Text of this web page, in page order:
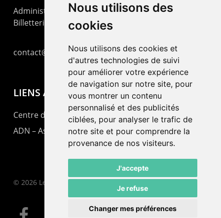
Nous utilisons des
cookies
Nous utilisons des cookies et
d'autres technologies de suivi
pour améliorer votre expérience
de navigation sur notre site, pour
vous montrer un contenu
personnalisé et des publicités
ciblées, pour analyser le trafic de
notre site et pour comprendre la
provenance de nos visiteurs.
J'accepte
Je refuse
Changer mes préférences
Administration : +41 32 725 03 03
Billetterie : +41 32 725 05 05
contact@lepommier.ch
LIENS AMIS
Centre de culture ABC
ADN – Association Danse Neuchâtel
© 2026 Le Pommier.
facebook email